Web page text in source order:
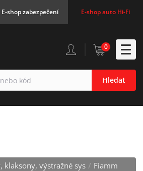
E-shop zabezpečení E-shop auto Hi-Fi
Hledat
0
klaksony, výstražné sys / Fiamm